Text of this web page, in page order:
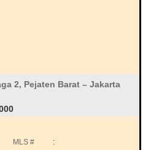
2, Pejaten Barat – Jakarta
MLS #
: